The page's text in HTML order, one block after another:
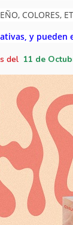
COLORES,
y pueden
del 11 de